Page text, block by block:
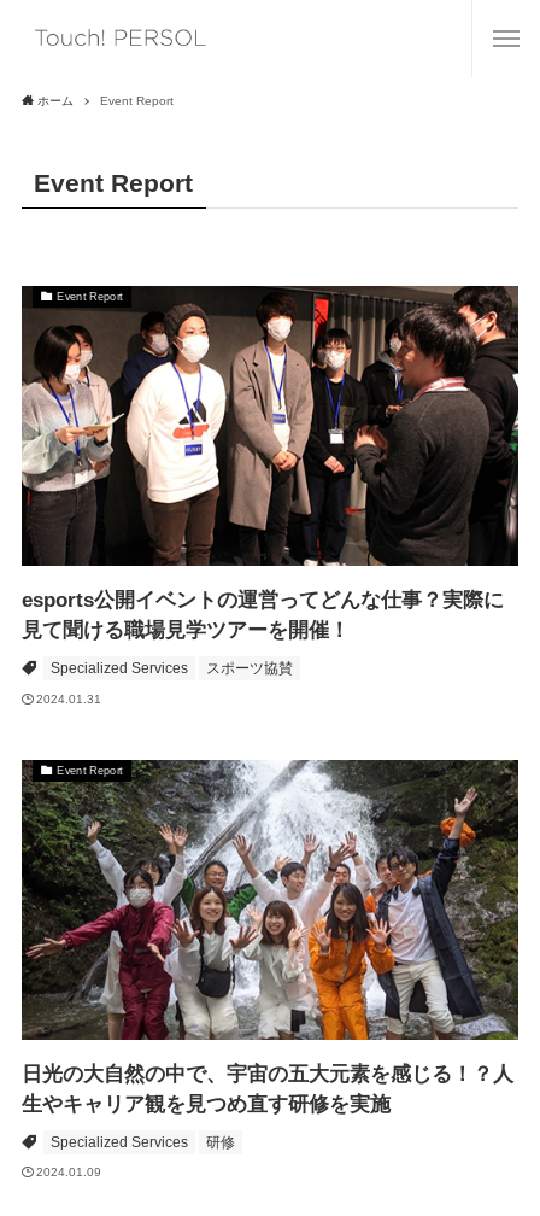
ホーム Event Report
Event Report
Event Report
esports公開イベントの運営ってどんな仕事？実際に
見て聞ける職場見学ツアーを開催！
Specialized Services スポーツ協賛
2024.01.31
Event Report
日光の大自然の中で、宇宙の五大元素を感じる！？人
生やキャリア観を見つめ直す研修を実施
Specialized Services 研修
2024.01.09